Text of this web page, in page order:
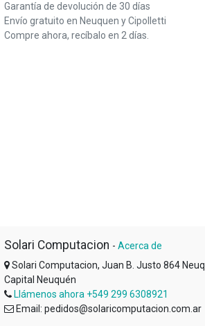
Garantía de devolución de 30 días
Envío gratuito en Neuquen y Cipolletti
Compre ahora, recíbalo en 2 días.
Solari Computacion - Acerca de
Solari Computacion, Juan B. Justo 864
Capital Neuquén
Llámenos ahora +549 299 6308921
Email: pedidos@solaricomputacion.com.ar